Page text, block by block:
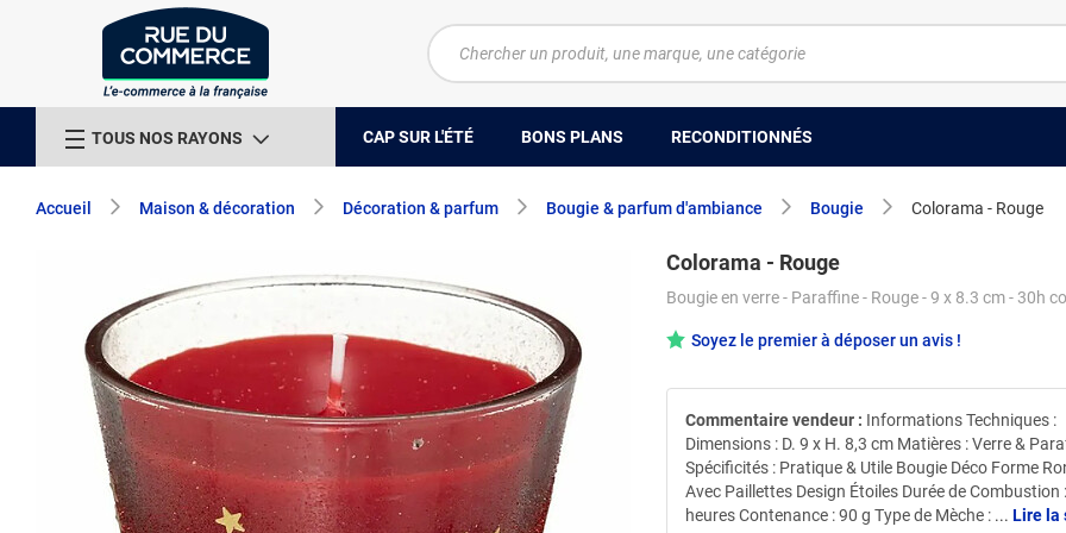
TOUS NOS RAYONS CAP SUR L'ÉTÉ BONS PLANS RECONDITIONNÉS
Accueil Maison & décoration Décoration & parfum Bougie & parfum d'ambiance Bougie Colorama - Rouge
Colorama - Rouge
Bougie en verre - Paraffine - Rouge - 9 x 8.3 cm - 30h
Soyez le premier à déposer un avis !
Commentaire vendeur : Informations Techniques :
Dimensions : D. 9 x H. 8,3 cm Matières : Verre &
Spécificités : Pratique & Utile Bougie Déco Forme
Avec Paillettes Design Étoiles Durée de Combustion
heures Contenance : 90 g Type de Mèche : ... Lire la